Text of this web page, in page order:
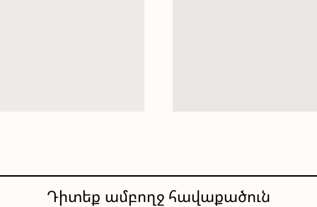
Դիտեք ամբողջ հավաքածուն